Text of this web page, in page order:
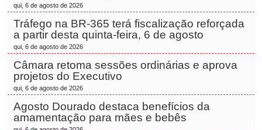
qui, 6 de agosto de 2026
Tráfego na BR-365 terá fiscalização reforçada
a partir desta quinta-feira, 6 de agosto
qui, 6 de agosto de 2026
Câmara retoma sessões ordinárias e aprova
projetos do Executivo
qui, 6 de agosto de 2026
Agosto Dourado destaca benefícios da
amamentação para mães e bebês